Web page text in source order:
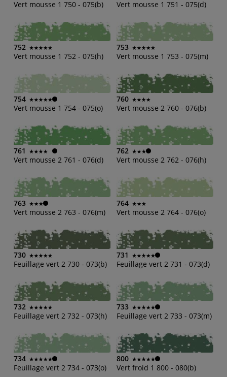
Vert mousse 1 750 - 075(b)
Vert mousse 1 751 - 075(d)
752
Vert mousse 1 752 - 075(h)
753
Vert mousse 1 753 - 075(m)
754
Vert mousse 1 754 - 075(o)
760
Vert mousse 2 760 - 076(b)
761
Vert mousse 2 761 - 076(d)
762
Vert mousse 2 762 - 076(h)
763
Vert mousse 2 763 - 076(m)
764
Vert mousse 2 764 - 076(o)
730
Feuillage vert 2 730 - 073(b)
731
Feuillage vert 2 731 - 073(d)
732
Feuillage vert 2 732 - 073(h)
733
Feuillage vert 2 733 - 073(m)
734
Feuillage vert 2 734 - 073(o)
800
Vert froid 1 800 - 080(b)